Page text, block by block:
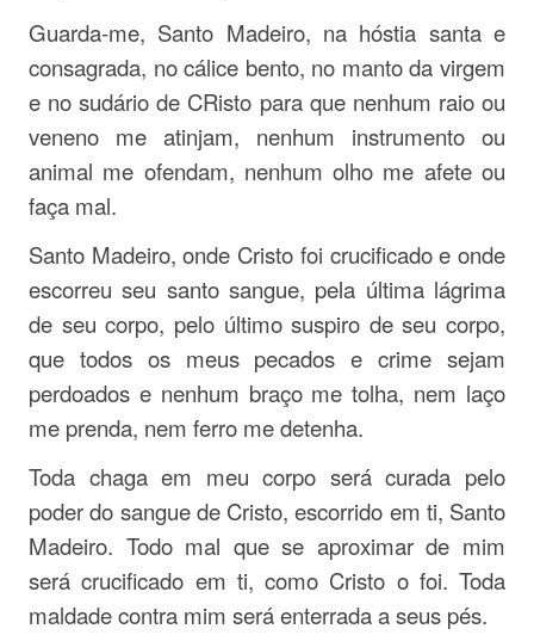
Guarda-me, Santo Madeiro, na hóstia santa e
consagrada, no cálice bento, no manto da virgem
e no sudário de CRisto para que nenhum raio ou
veneno me atinjam, nenhum instrumento ou
animal me ofendam, nenhum olho me afete ou
faça mal.
Santo Madeiro, onde Cristo foi crucificado e onde
escorreu seu santo sangue, pela última lágrima
de seu corpo, pelo último suspiro de seu corpo,
que todos os meus pecados e crime sejam
perdoados e nenhum braço me tolha, nem laço
me prenda, nem ferro me detenha.
Toda chaga em meu corpo será curada pelo
poder do sangue de Cristo, escorrido em ti, Santo
Madeiro. Todo mal que se aproximar de mim
será crucificado em ti, como Cristo o foi. Toda
maldade contra mim será enterrada a seus pés.